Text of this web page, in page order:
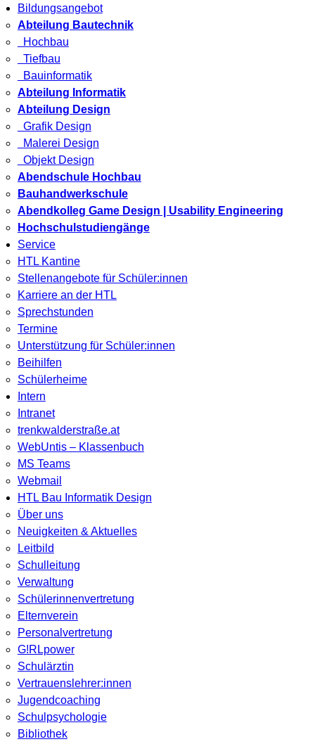
Bildungsangebot
Abteilung Bautechnik
Hochbau
Tiefbau
Bauinformatik
Abteilung Informatik
Abteilung Design
Grafik Design
Malerei Design
Objekt Design
Abendschule Hochbau
Bauhandwerkschule
Abendkolleg Game Design | Usability Engineering
Hochschulstudiengänge
Service
HTL Kantine
Stellenangebote für Schüler:innen
Karriere an der HTL
Sprechstunden
Termine
Unterstützung für Schüler:innen
Beihilfen
Schülerheime
Intern
Intranet
trenkwalderstraße.at
WebUntis – Klassenbuch
MS Teams
Webmail
HTL Bau Informatik Design
Über uns
Neuigkeiten & Aktuelles
Leitbild
Schulleitung
Verwaltung
Schülerinnenvertretung
Elternverein
Personalvertretung
G!RLpower
Schulärztin
Vertrauenslehrer:innen
Jugendcoaching
Schulpsychologie
Bibliothek